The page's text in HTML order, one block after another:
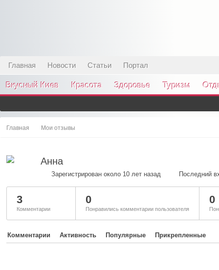
Главная Новости Статьи Портал
Вкусный Киев Красота Здоровье Туризм
Главная Мои отзывы
Анна
Зарегистрирован около 10 лет назад Последний
3
Комментарии
0
Понравились комментарии пользователя
0
Комментарии Активность Популярные Прикрепленные